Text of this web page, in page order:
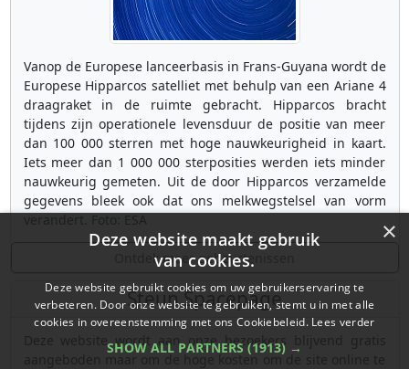
Vanop de Europese lanceerbasis in Frans-Guyana wordt de
Europese Hipparcos satelliet met behulp van een Ariane 4
draagraket in de ruimte gebracht. Hipparcos bracht
tijdens zijn operationele levensduur de positie van meer
dan 100 000 sterren met hoge nauwkeurigheid in kaart.
Iets meer dan 1 000 000 sterposities werden iets minder
nauwkeurig gemeten. Uit de door Hipparcos verzamelde
gegevens bleek ook dat ons melkwegstelsel van vorm
Ontdek meer gebeurtenissen
Steun Spacepage
Deze website wordt aan onze bezoekers blijvend gratis
aangeboden maar om de hoge kosten om de site online te
×
Deze website maakt gebruik
van cookies.
Deze website gebruikt cookies om uw gebruikerservaring te
verbeteren. Door onze website te gebruiken, stemt u in met alle
cookies in overeenstemming met ons Cookiebeleid. Lees verder
SHOW ALL PARTNERS (1913) →